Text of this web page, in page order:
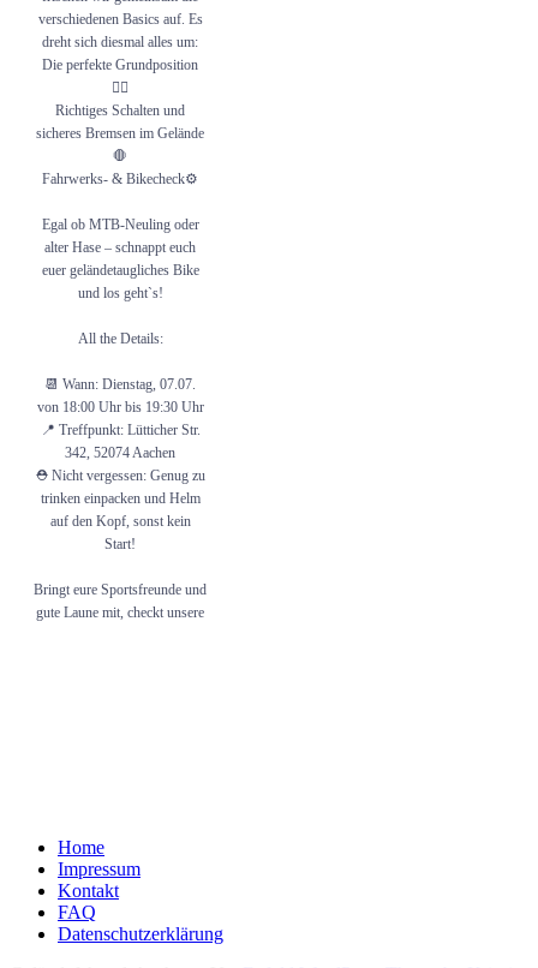
auf euch! 💪🏻 Anonsten bis
spätestens zum große Finale am
14.07.. 📆
@ssb_aachen
#mtblife #mtblove #mtbrider #cycling
#enduro #enduromtb #bikepark #shred
verschiedenen Basics auf. Es
dreht sich diesmal alles um:
Die perfekte Grundposition
🚴‍♂️
Richtiges Schalten und
sicheres Bremsen im Gelände
🛑
Fahrwerks- & Bikecheck⚙️
Egal ob MTB-Neuling oder
alter Hase – schnappt euch
euer geländetaugliches Bike
und los geht`s!
All the Details:
📆 Wann: Dienstag, 07.07.
von 18:00 Uhr bis 19:30 Uhr
📍 Treffpunkt: Lütticher Str.
342, 52074 Aachen
⛑️ Nicht vergessen: Genug zu
trinken einpacken und Helm
auf den Kopf, sonst kein
Start!
Bringt eure Sportsfreunde und
gute Laune mit, checkt unsere
#mountainbike #mtb
#mountainbiking #mtblife
#mtblove #mtbrider #cycling
#enduro #enduromtb
#bikepark #shred
Home
Impressum
Kontakt
FAQ
Datenschutzerklärung